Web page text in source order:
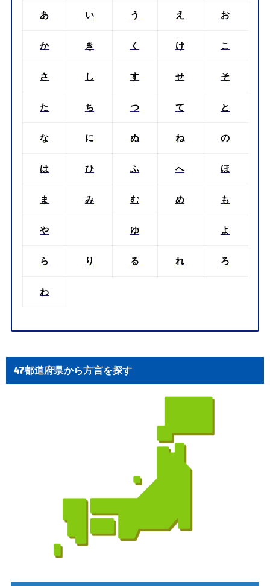
あ い う え お
か き く け こ
さ し す せ そ
た ち つ て と
な に ぬ ね の
は ひ ふ へ ほ
ま み む め も
や ゆ よ
ら り る れ ろ
わ
47都道府県から方言を探す